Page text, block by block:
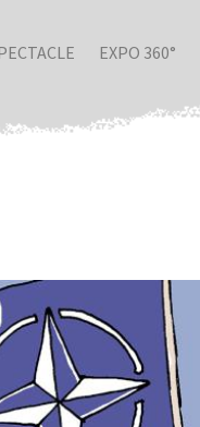
EXPO 360°